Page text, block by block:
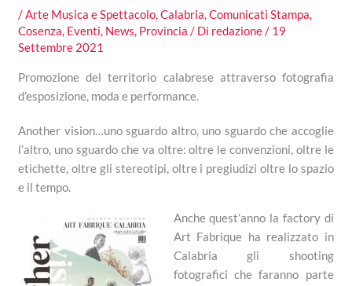
/Arte Musica e Spettacolo,Calabria,Comunicati Stampa,
Cosenza, Eventi, News, Provincia / Di redazione/ 19
Settembre 2021
Promozione del territorio calabrese attraverso fotografia
d’esposizione, moda e performance.
Another vision…uno sguardo altro, uno sguardo che accoglie
l’altro, uno sguardo che va oltre: oltre le convenzioni, oltre le
etichette, oltre gli stereotipi, oltre i pregiudizi oltre lo spazio
e il tempo.
Anche quest’anno la factory di
Art Fabrique ha realizzato in
Calabria gli shooting
fotografici che faranno parte